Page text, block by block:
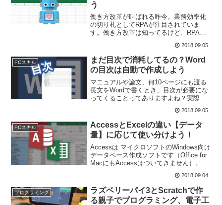
う
働き方改革が叫ばれる昨今。業務効率化
の切り札としてRPAが注目されていま
す。働き方改革は知ってるけど、RPAっ
けど、手早く作業を終わらせること、く
らいにしか理解してない。そんな方のた
めに、この記事ではR...
2018.09.05
PCスキル
まだ目次で消耗してるの？Word
の目次は自動で作成しよう
マニュアルや論文、何10ページにも渡る
長文をWordで書くとき、目次が必要にな
ってくることってありますよね？実際の
ページずれてしまったり、実際のページ
のタイトルを変えた後に、目次に表示さ
れているタイトル...
2018.09.05
PCスキル
AccessとExcelの違い【データ
量】に応じて使い分けよう！
Accessは マイクロソフトのWindows向け
データベース作成ソフトです（Office for
MacにもAccessはついてきません）。そ
更新、削除、検索など、様々な情報処理
をしやすくしたデータの集...
2018.09.04
プログラミング
ラズベリーパイ3とScratchで作
る親子でプログラミング、電子工